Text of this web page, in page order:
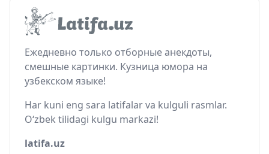
Ежедневно только отборные анекдоты,
смешные картинки. Кузница юмора на
узбекском языке!
Har kuni eng sara latifalar va kulguli rasmlar.
O‘zbek tilidagi kulgu markazi!
latifa.uz